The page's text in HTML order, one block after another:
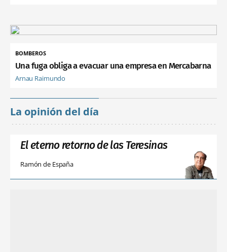
BOMBEROS
Una fuga obliga a evacuar una empresa en Mercabarna
Arnau Raimundo
La opinión del día
El eterno retorno de las Teresinas
Ramón de España